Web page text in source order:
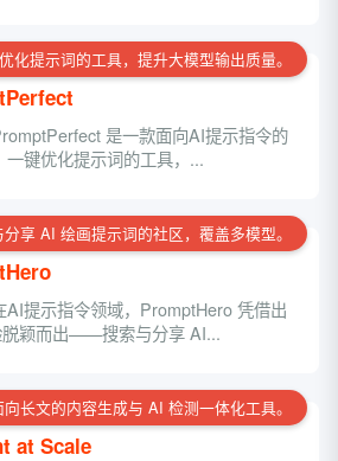
化提示词的工具，提升大模型输出质量。
是一款面向AI提示指令的
一键优化提示词的工具，...
享 AI 绘画提示词的社区，覆盖多模型。
AI提示指令领域，PromptHero 凭借出
脱颖而出——搜索与分享 AI...
向长文的内容生成与 AI 检测一体化工具。
at Scale